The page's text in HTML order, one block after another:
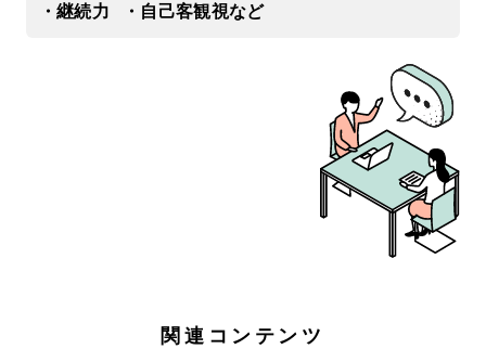
・継続力
・自己客観視など
関連コンテンツ